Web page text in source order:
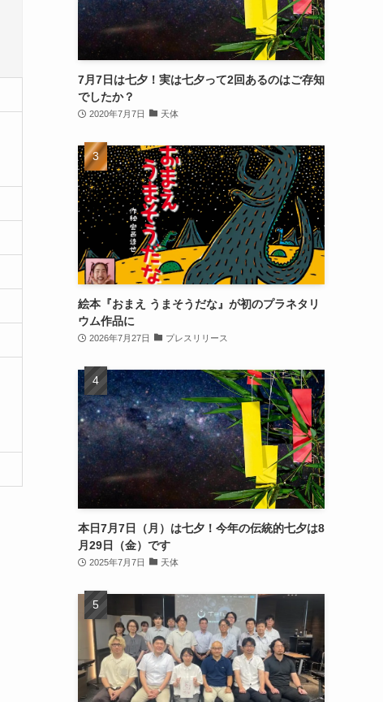
7月7日は七夕！実は七夕って2回あるのはご存知
でしたか？
2020年7月7日 天体
絵本『おまえ うまそうだな』が初のプラネタリ
ウム作品に
2026年7月27日 プレスリリース
本日7月7日（月）は七夕！今年の伝統的七夕は8
月29日（金）です
2025年7月7日 天体